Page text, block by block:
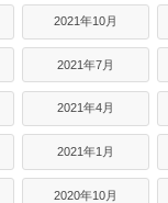
2021年10月
2021年7月
2021年4月
2021年1月
2020年10月